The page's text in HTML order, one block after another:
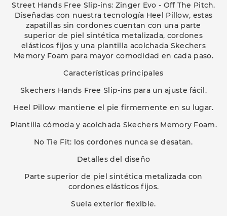
Street Hands Free Slip-ins: Zinger Evo - Off The Pitch.
Diseñadas con nuestra tecnología Heel Pillow, estas
zapatillas sin cordones cuentan con una parte
superior de piel sintética metalizada, cordones
elásticos fijos y una plantilla acolchada Skechers
Memory Foam para mayor comodidad en cada paso.
Características principales
Skechers Hands Free Slip-ins para un ajuste fácil.
Heel Pillow mantiene el pie firmemente en su lugar.
Plantilla cómoda y acolchada Skechers Memory Foam.
No Tie Fit: los cordones nunca se desatan.
Detalles del diseño
Parte superior de piel sintética metalizada con
cordones elásticos fijos.
Suela exterior flexible.